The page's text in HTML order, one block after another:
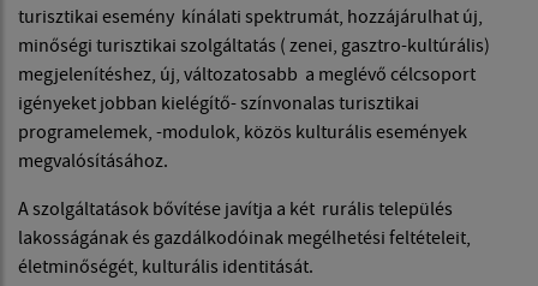
turisztikai esemény kínálati spektrumát, hozzájárulhat új,
minőségi turisztikai szolgáltatás ( zenei, gasztro-kultúrális)
megjelenítéshez, új, változatosabb a meglévő célcsoport
igényeket jobban kielégítő- színvonalas turisztikai
programelemek, -modulok, közös kulturális események
megvalósításához.
A szolgáltatások bővítése javítja a két rurális település
lakosságának és gazdálkodóinak megélhetési feltételeit,
életminőségét, kulturális identitását.